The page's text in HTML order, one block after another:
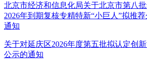
北京市经济和信息化局关于北京市第八
2026年到期复核专精特新“小巨人”拟推
通知
关于对延庆区2026年度第五批拟认定创
公示的通知